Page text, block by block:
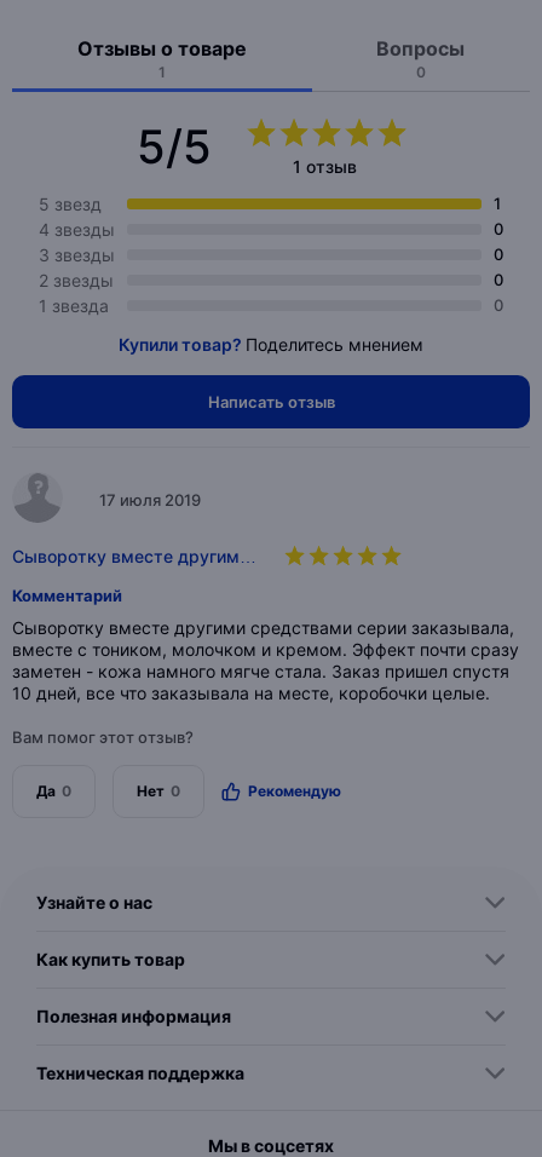
Отзывы о товаре
1
Вопросы
0
5/5
1 отзыв
5 звезд
1
4 звезды 0
3 звезды 0
2 звезды 0
1 звезда 0
Купили товар? Поделитесь мнением
Написать отзыв
17 июля 2019
Сыворотку вместе другим…
Комментарий
Сыворотку вместе другими средствами серии заказывала,
вместе с тоником, молочком и кремом. Эффект почти сразу
заметен - кожа намного мягче стала. Заказ пришел спустя
10 дней, все что заказывала на месте, коробочки целые.
Вам помог этот отзыв?
Да 0 Нет 0 Рекомендую
Узнайте о нас
Как купить товар
Полезная информация
Техническая поддержка
Мы в соцсетях